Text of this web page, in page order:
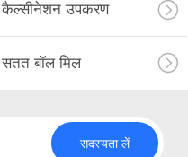
कैल्सीनेशन उपकरण
सतत बॉल मिल
सदस्यता लें